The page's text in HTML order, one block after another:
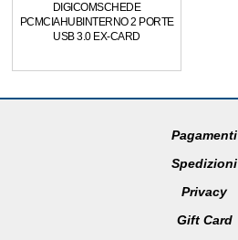
DIGICOMSCHEDE
PCMCIAHUBINTERNO 2 PORTE
USB 3.0 EX-CARD
Pagamenti
Spedizioni
Privacy
Gift Card